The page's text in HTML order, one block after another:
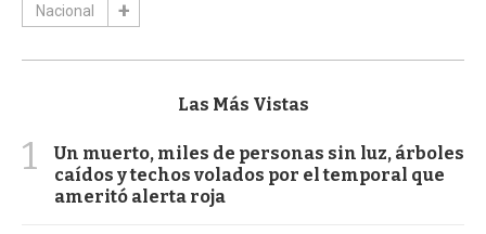
Nacional
Las Más Vistas
1
Un muerto, miles de personas sin luz, árboles
caídos y techos volados por el temporal que
ameritó alerta roja